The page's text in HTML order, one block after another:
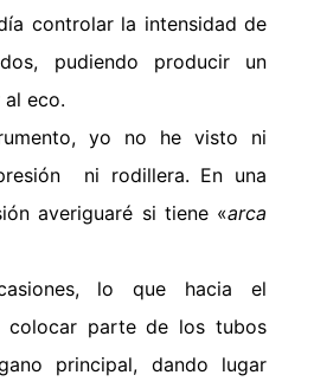
controlar la intensidad de
pudiendo producir un
eco.
yo no he visto ni
ni rodillera. En una
averiguaré si tiene «arca
lo que hacia el
colocar parte de los tubos
principal, dando lugar